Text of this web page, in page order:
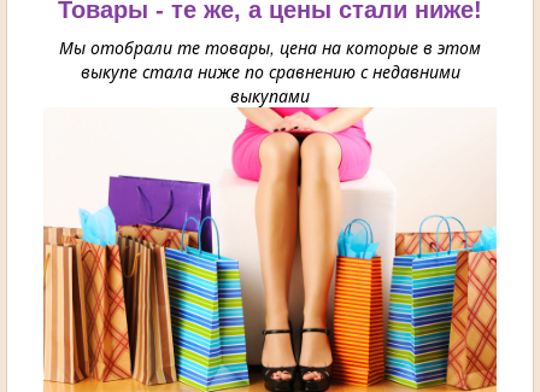
Товары - те же, а цены стали ниже!
Мы отобрали те товары, цена на которые в этом
выкупе стала ниже по сравнению с недавними
выкупами